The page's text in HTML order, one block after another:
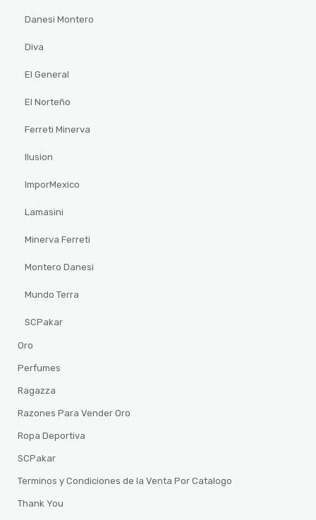
Danesi Montero
Diva
El General
El Norteño
Ferreti Minerva
Ilusion
ImporMexico
Lamasini
Minerva Ferreti
Montero Danesi
Mundo Terra
SCPakar
Oro
Perfumes
Ragazza
Razones Para Vender Oro
Ropa Deportiva
SCPakar
Terminos y Condiciones de la Venta Por Catalogo
Thank You